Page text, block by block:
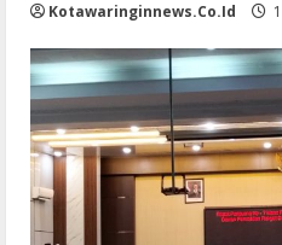
Kotawaringinnews.co.id